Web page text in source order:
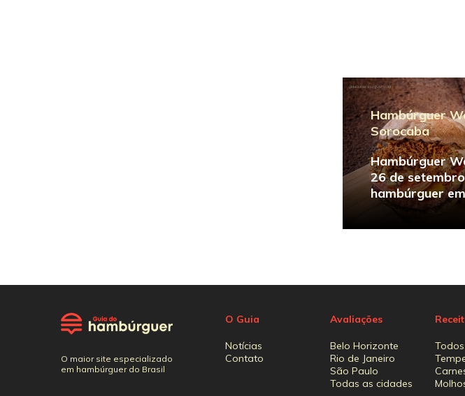
Hambúrguer
Sorocaba
Hambúrguer
26 de
hambúrguer
O maior site especializado
em hambúrguer do Brasil
O Guia
Notícias
Contato
Avaliações
Belo Horizonte
Rio de Janeiro
São Paulo
Todas as cidades